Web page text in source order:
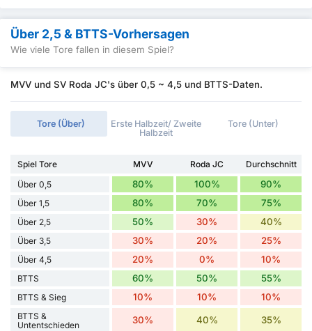
Über 2,5 & BTTS-Vorhersagen
Wie viele Tore fallen in diesem Spiel?
MVV und SV Roda JC's über 0,5 ~ 4,5 und BTTS-Daten.
Tore (Über)
Erste Halbzeit/ Zweite
Halbzeit
Tore (Unter)
Spiel Tore MVV Roda JC
Durchschnitt
Über 0,5
80% 100% 90%
Über 1,5 80% 70% 75%
Über 2,5 50% 30% 40%
Über 3,5 30% 20% 25%
Über 4,5 20% 0% 10%
BTTS 60% 50% 55%
BTTS & Sieg 10% 10% 10%
BTTS &
Untentschieden
30% 40% 35%